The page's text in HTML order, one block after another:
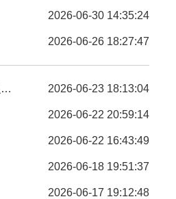
2026-06-30 14:35:24
2026-06-26 18:27:47
2026-06-23 18:13:04
2026-06-22 20:59:14
2026-06-22 16:43:49
2026-06-18 19:51:37
2026-06-17 19:12:48